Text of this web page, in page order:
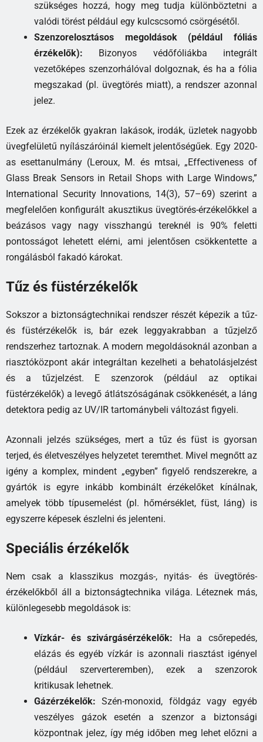
szükséges hozzá, hogy meg tudja különböztetni a
valódi törést például egy kulcscsomó csörgésétől.
Szenzorelosztásos megoldások (például fóliás
érzékelők): Bizonyos védőfóliákba integrált
vezetőképes szenzorhálóval dolgoznak, és ha a fólia
megszakad (pl. üvegtörés miatt), a rendszer azonnal
jelez.
Ezek az érzékelők gyakran lakások, irodák, üzletek nagyobb
üvegfelületű nyílászáróinál kiemelt jelentőségűek. Egy 2020-
as esettanulmány (Leroux, M. és mtsai, „Effectiveness of
Glass Break Sensors in Retail Shops with Large Windows,”
International Security Innovations, 14(3), 57–69) szerint a
megfelelően konfigurált akusztikus üvegtörés-érzékelőkkel a
beázásos vagy nagy visszhangú tereknél is 90% feletti
pontosságot lehetett elérni, ami jelentősen csökkentette a
rongálásból fakadó károkat.
Tűz és füstérzékelők
Sokszor a biztonságtechnikai rendszer részét képezik a tűz-
és füstérzékelők is, bár ezek leggyakrabban a tűzjelző
rendszerhez tartoznak. A modern megoldásoknál azonban a
riasztóközpont akár integráltan kezelheti a behatolásjelzést
és a tűzjelzést. E szenzorok (például az optikai
füstérzékelők) a levegő átlátszóságának csökkenését, a láng
detektora pedig az UV/IR tartománybeli változást figyeli.
Azonnali jelzés szükséges, mert a tűz és füst is gyorsan
terjed, és életveszélyes helyzetet teremthet. Mivel megnőtt az
igény a komplex, mindent „egyben” figyelő rendszerekre, a
gyártók is egyre inkább kombinált érzékelőket kínálnak,
amelyek több típusemelést (pl. hőmérséklet, füst, láng) is
egyszerre képesek észlelni és jelenteni.
Speciális érzékelők
Nem csak a klasszikus mozgás-, nyitás- és üvegtörés-
érzékelőkből áll a biztonságtechnika világa. Léteznek más,
különlegesebb megoldások is:
Vízkár- és szivárgásérzékelők: Ha a csőrepedés,
elázás és egyéb vízkár is azonnali riasztást igényel
(például szerverteremben), ezek a szenzorok
kritikusak lehetnek.
Gázérzékelők: Szén-monoxid, földgáz vagy egyéb
veszélyes gázok esetén a szenzor a biztonsági
központnak jelez, így még időben meg lehet előzni a